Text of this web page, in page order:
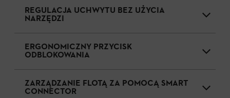
REGULACJA UCHWYTU BEZ UŻYCIA
NARZĘDZI
ERGONOMICZNY PRZYCISK
ODBLOKOWANIA
ZARZĄDZANIE FLOTĄ ZA POMOCĄ SMART
CONNECTOR